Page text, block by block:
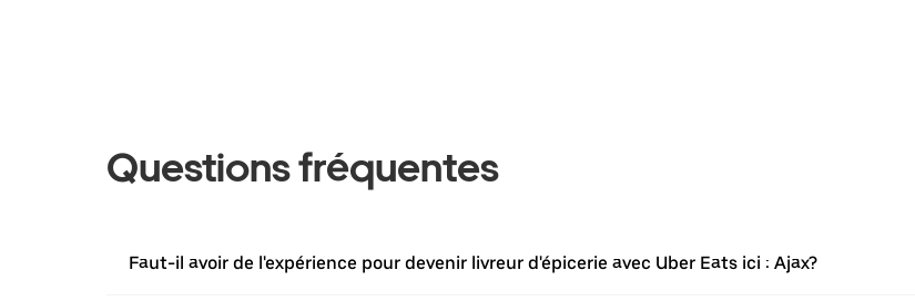
Questions fréquentes
Faut-il avoir de l'expérience pour devenir livreur d'épicerie avec Uber Eats ici : Ajax?